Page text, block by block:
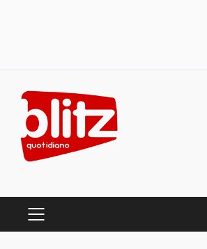
content
PRIMARY